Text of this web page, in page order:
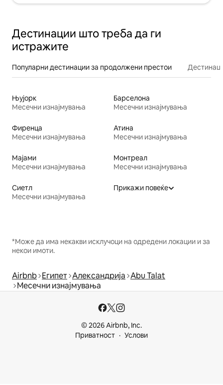
Дестинации што треба да ги
истражите
Популарни дестинации за продолжени престои
Њујорк
Месечни изнајмувања
Барселона
Месечни изнајмувања
Фиренца
Месечни изнајмувања
Атина
Месечни изнајмувања
Мајами
Месечни изнајмувања
Монтреал
Месечни изнајмувања
Сиетл
Месечни изнајмувања
Прикажи повеќе
*Може да има некакви исклучоци на одредени локации и за
некои имоти.
Airbnb Египет Александрија Abu Talat
Месечни изнајмувања
© 2026 Airbnb, Inc.
Приватност
Услови